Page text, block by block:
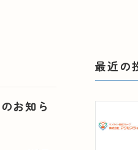
お知ら
最近の